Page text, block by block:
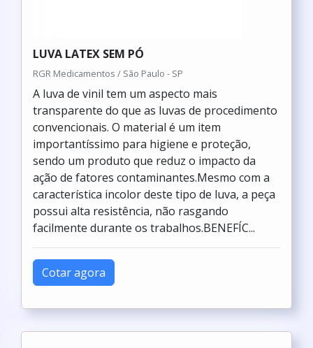
LUVA LATEX SEM PÓ
RGR Medicamentos / São Paulo - SP
A luva de vinil tem um aspecto mais
transparente do que as luvas de procedimento
convencionais. O material é um item
importantíssimo para higiene e proteção,
sendo um produto que reduz o impacto da
ação de fatores contaminantes.Mesmo com a
característica incolor deste tipo de luva, a peça
possui alta resistência, não rasgando
facilmente durante os trabalhos.BENEFÍC...
Cotar agora